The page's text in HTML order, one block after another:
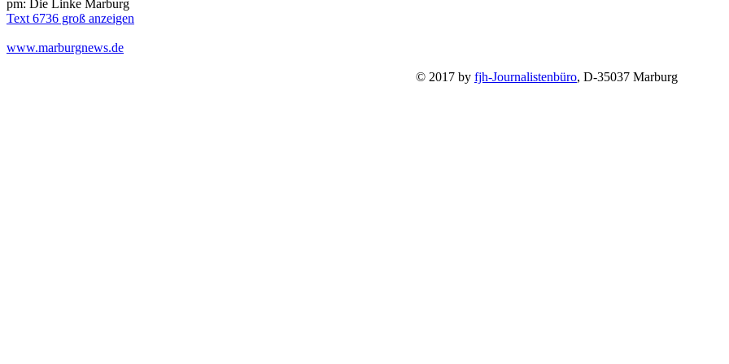
pm: Die Linke Marburg
Text 6736 groß anzeigen
www.marburgnews.de
© 2017 by fjh-Journalistenbüro, D-35037 Marburg